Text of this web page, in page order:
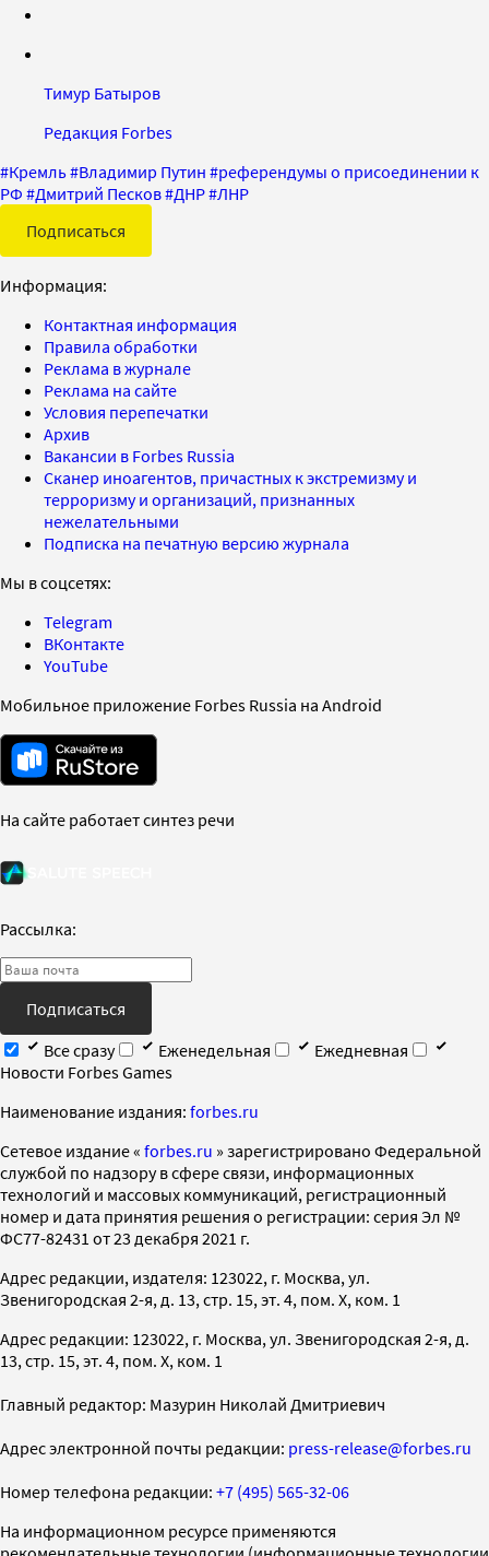
Тимур Батыров
Редакция Forbes
#Кремль#Владимир Путин #референдумы о присоединении к
РФ #Дмитрий Песков#ДНР#ЛНР
Подписаться
Информация:
Контактная информация
Правила обработки
Реклама в журнале
Реклама на сайте
Условия перепечатки
Архив
Вакансии в Forbes Russia
Сканер иноагентов, причастных к экстремизму и
терроризму и организаций, признанных
нежелательными
Подписка на печатную версию журнала
Мы в соцсетях:
Telegram
ВКонтакте
YouTube
Мобильное приложение Forbes Russia на Android
На сайте работает синтез речи
Рассылка:
Подписаться
Все сразу
Еженедельная
Ежедневная
Новости Forbes Games
Наименование издания: forbes.ru
Cетевое издание « forbes.ru » зарегистрировано Федеральной
службой по надзору в сфере связи, информационных
технологий и массовых коммуникаций, регистрационный
номер и дата принятия решения о регистрации: серия Эл №
ФС77-82431 от 23 декабря 2021 г.
Адрес редакции, издателя: 123022, г. Москва, ул.
Звенигородская 2-я, д. 13, стр. 15, эт. 4, пом. X, ком. 1
Адрес редакции: 123022, г. Москва, ул. Звенигородская 2-я, д.
13, стр. 15, эт. 4, пом. X, ком. 1
Главный редактор: Мазурин Николай Дмитриевич
Адрес электронной почты редакции: press-release@forbes.ru
Номер телефона редакции: +7 (495) 565-32-06
На информационном ресурсе применяются